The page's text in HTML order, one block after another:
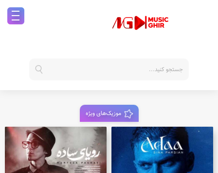
موزیک‌های ویژه